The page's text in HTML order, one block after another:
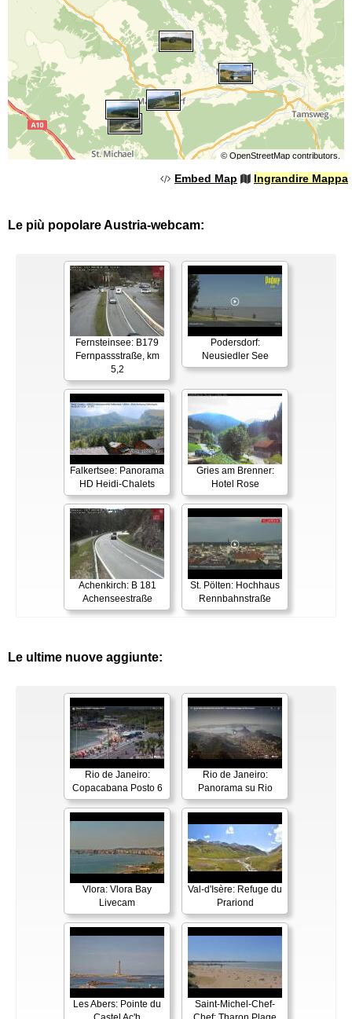
© OpenStreetMapcontributors.
Embed Map Ingrandire Mappa
Le più popolare Austria-webcam:
Fernsteinsee: B179
Fernpassstraße, km
5,2
Podersdorf:
Neusiedler See
Falkertsee: Panorama
HD Heidi-Chalets
Gries am Brenner:
Hotel Rose
Achenkirch: B 181
Achenseestraße
St. Pölten: Hochhaus
Rennbahnstraße
Le ultime nuove aggiunte:
Rio de Janeiro:
Copacabana Posto 6
Rio de Janeiro:
Panorama su Rio
Vlora: Vlora Bay
Livecam
Val-d'Isère: Refuge du
Prariond
Les Abers: Pointe du
Saint-Michel-Chef-